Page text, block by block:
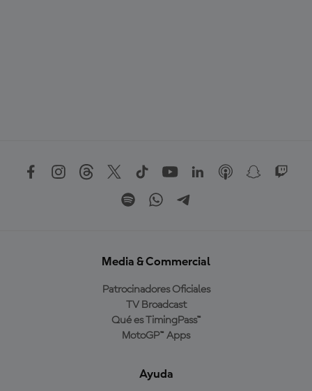
Media & Commercial
Patrocinadores Oficiales
TV Broadcast
Qué es TimingPass™
MotoGP™ Apps
Ayuda